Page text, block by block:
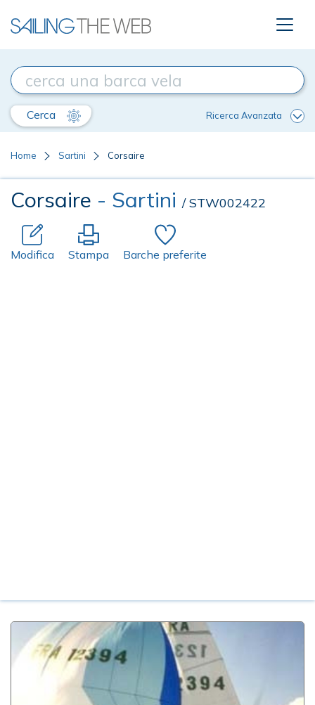
Cerca Ricerca Avanzata
Home Sartini Corsaire
Corsaire - Sartini / STW002422
Modifica Stampa Barche preferite